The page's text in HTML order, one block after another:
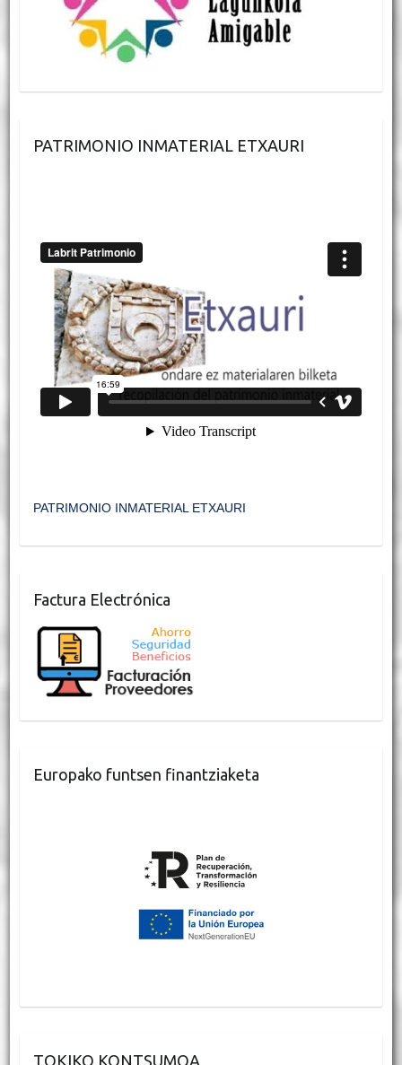
PATRIMONIO INMATERIAL ETXAURI
PATRIMONIO INMATERIAL ETXAURI
Factura Electrónica
Europako funtsen finantziaketa
TOKIKO KONTSUMOA